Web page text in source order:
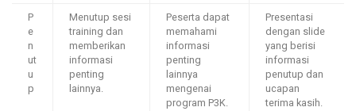
P
e
n
ut
u
p
Menutup sesi
training dan
memberikan
informasi
penting
lainnya.
Peserta dapat
memahami
informasi
penting
lainnya
mengenai
program P3K.
Presentasi
dengan slide
yang berisi
informasi
penutup dan
ucapan
terima kasih.